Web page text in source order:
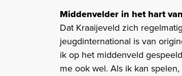
Middenvelder in het hart
Dat Kraaijeveld zich
jeugdinternational is van
ik op het middenveld
me ook wel. Als ik kan